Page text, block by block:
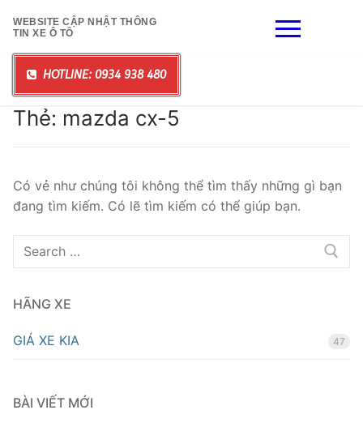
đến
nội
dung
WEBSITE CẬP NHẬT THÔNG
TIN XE Ô TÔ
HOTLINE: 0934 938 480
Thẻ: mazda cx-5
Có vẻ như chúng tôi không thể tìm thấy những gì bạn
đang tìm kiếm. Có lẽ tìm kiếm có thể giúp bạn.
Tìm
kiếm
HÃNG XE
GIÁ XE KIA 47
BÀI VIẾT MỚI